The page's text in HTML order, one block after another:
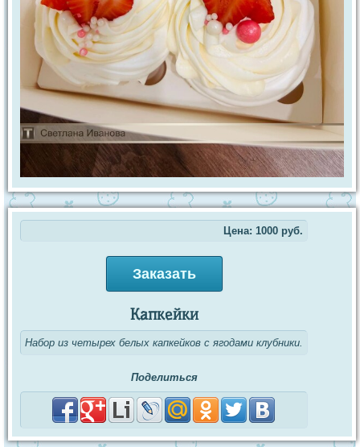
Цена: 1000 руб.
Заказать
Капкейки
Набор из четырех белых капкейков с ягодами клубники.
Поделиться